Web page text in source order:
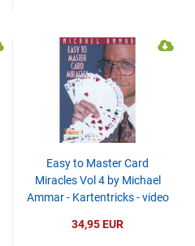
Easy to Master Card
Miracles Vol 4 by Michael
Ammar - Kartentricks - video
34,95 EUR